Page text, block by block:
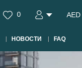
0 AED
НОВОСТИ FAQ